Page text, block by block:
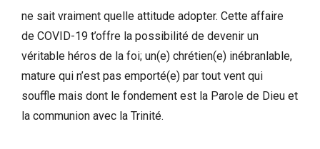
ne sait vraiment quelle attitude adopter. Cette affaire
de COVID-19 t’offre la possibilité de devenir un
véritable héros de la foi; un(e) chrétien(e) inébranlable,
mature qui n’est pas emporté(e) par tout vent qui
souffle mais dont le fondement est la Parole de Dieu et
la communion avec la Trinité.